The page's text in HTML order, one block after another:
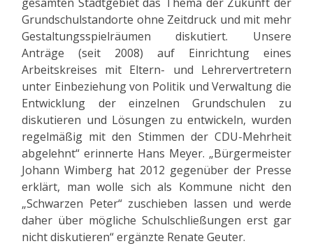
gesamten Stadtgebiet das Thema der Zukunft der
Grundschulstandorte ohne Zeitdruck und mit mehr
Gestaltungsspielräumen diskutiert. Unsere
Anträge (seit 2008) auf Einrichtung eines
Arbeitskreises mit Eltern- und Lehrervertretern
unter Einbeziehung von Politik und Verwaltung die
Entwicklung der einzelnen Grundschulen zu
diskutieren und Lösungen zu entwickeln, wurden
regelmäßig mit den Stimmen der CDU-Mehrheit
abgelehnt“ erinnerte Hans Meyer. „Bürgermeister
Johann Wimberg hat 2012 gegenüber der Presse
erklärt, man wolle sich als Kommune nicht den
„Schwarzen Peter“ zuschieben lassen und werde
daher über mögliche Schulschließungen erst gar
nicht diskutieren“ ergänzte Renate Geuter.